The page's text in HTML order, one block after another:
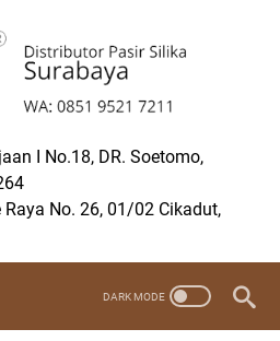
I No.18, DR. Soetomo,
No. 26, 01/02 Cikadut,